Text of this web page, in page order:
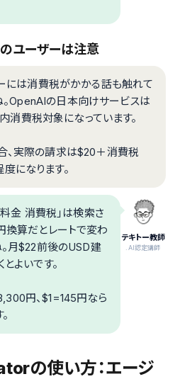
ユーザーは注意
には消費税がかかる話も触れて
。OpenAIの日本向けサービスは
消費税対象になっています。
、実際の請求は$20＋消費税
度になります。
テキトー教師
.AI認定講師
金 消費税」は検索さ
換算だとレートで変わ
月$22前後のUSD建
よいです。
円、$1=145円なら
の使い方：エージ